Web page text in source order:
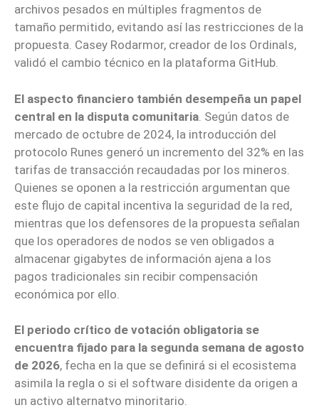
archivos pesados en múltiples fragmentos de
tamaño permitido, evitando así las restricciones de la
propuesta. Casey Rodarmor, creador de los Ordinals,
validó el cambio técnico en la plataforma GitHub.
El aspecto financiero también desempeña un papel
central en la disputa comunitaria . Según datos de
mercado de octubre de 2024, la introducción del
protocolo Runes generó un incremento del 32% en las
tarifas de transacción recaudadas por los mineros.
Quienes se oponen a la restricción argumentan que
este flujo de capital incentiva la seguridad de la red,
mientras que los defensores de la propuesta señalan
que los operadores de nodos se ven obligados a
almacenar gigabytes de información ajena a los
pagos tradicionales sin recibir compensación
económica por ello.
El periodo crítico de votación obligatoria se
encuentra fijado para la segunda semana de agosto
de 2026, fecha en la que se definirá si el ecosistema
asimila la regla o si el software disidente da origen a
un activo alternatvo minoritario.